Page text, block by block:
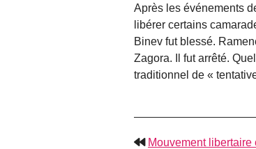
Après les événements
libérer certains
Binev fut blessé.
Zagora. Il fut arrêté.
traditionnel de «
Mouvement libertaire